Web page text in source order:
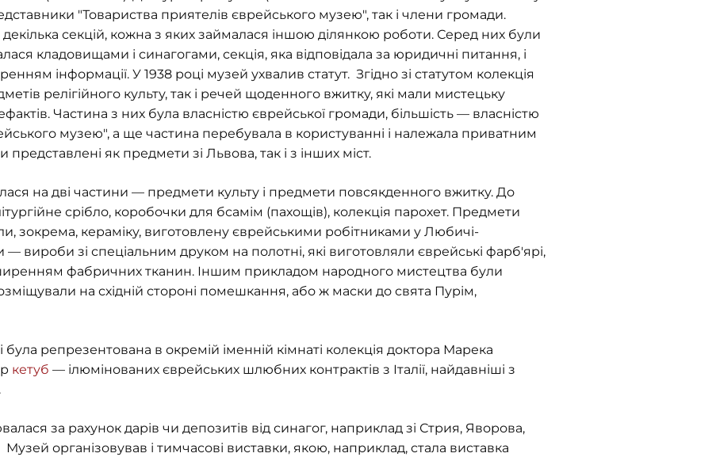
"Товариства приятелів єврейського музею", так і члени громади.
декілька секцій, кожна з яких займалася іншою ділянкою роботи. Серед них були
кладовищами і синагогами, секція, яка відповідала за юридичні питання, і
інформації. У 1938 році музей ухвалив статут. Згідно зі статутом колекція
релігійного культу, так і речей щоденного вжитку, які мали мистецьку
Частина з них була власністю єврейської громади, більшість — власністю
музею", а ще частина перебувала в користуванні і належала приватним
як предмети зі Львова, так і з інших міст.
на дві частини — предмети культу і предмети повсякденного вжитку. До
срібло, коробочки для бсамім (пахощів), колекція парохет. Предмети
зокрема, кераміку, виготовлену єврейськими робітниками у Любичі-
— вироби зі спеціальним друком на полотні, які виготовляли єврейські фарб'ярі,
фабричних тканин. Іншим прикладом народного мистецтва були
на східній стороні помешкання, або ж маски до свята Пурім,
була репрезентована в окремій іменній кімнаті колекція доктора Марека
кетуб — ілюмінованих єврейських шлюбних контрактів з Італії, найдавніші з
за рахунок дарів чи депозитів від синагог, наприклад зі Стрия, Яворова,
організовував і тимчасові виставки, якою, наприклад, стала виставка